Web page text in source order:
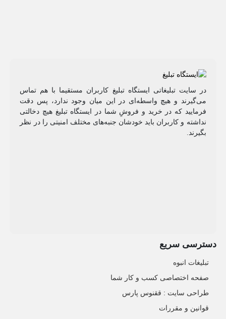
در سایت تبلیغاتی ایستگاه تبلیغ کاربران مستقیما با هم تماس
می‌گیرند و هیچ واسطه‌ای در این میان وجود ندارد، پس دقت
فرمایید که در خرید و فروشِ شما در ایستگاه تبلیغ هیچ دخالتی
نداشته و کاربران باید خودشان جنبه‌های مختلف امنیتی را در نظر
بگیرند.
دسترسی سریع
تبلیغات انبوه
صفحه اختصاصی کسب و کار شما
طراحی سایت :‌ ققنوس پارس
قوانین و مقررات